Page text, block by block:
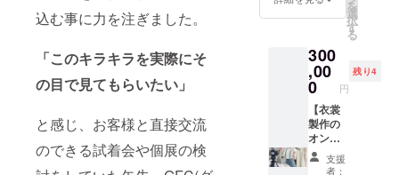
込む事に力を注ぎました。
「このキラキラを実際にそ
の目で見てもらいたい」
と感じ、お客様と直接交流
のできる試着会や個展の検
メして
衣裳を
レンタ
ルした
際の往
復送料
は別途
掛かり
ます。
くださ
送料込
みの価
格とな
りま
す。 ※
画像は
イメー
ジとな
りま
すの
で、商
用利
用・転
売はお
断りし
ます。
させて
いただ
す。 ☆
お届け
予定：
・利用
チケッ
トを
2023年
8月より
順次お
使用で
きま
リター
ン内
容： ・
100,000
円でセ
ミオー
ダー衣
裳が製
作でき
20%前
後割り
価格の
150,000
円でセ
ミオー
ダーで
きるチ
ケット
をお送
りいた
を
選
択
す
る
300
,00
0 円
残り4
【衣裳
製作の
オンラ
イン
レッス
支援
者：